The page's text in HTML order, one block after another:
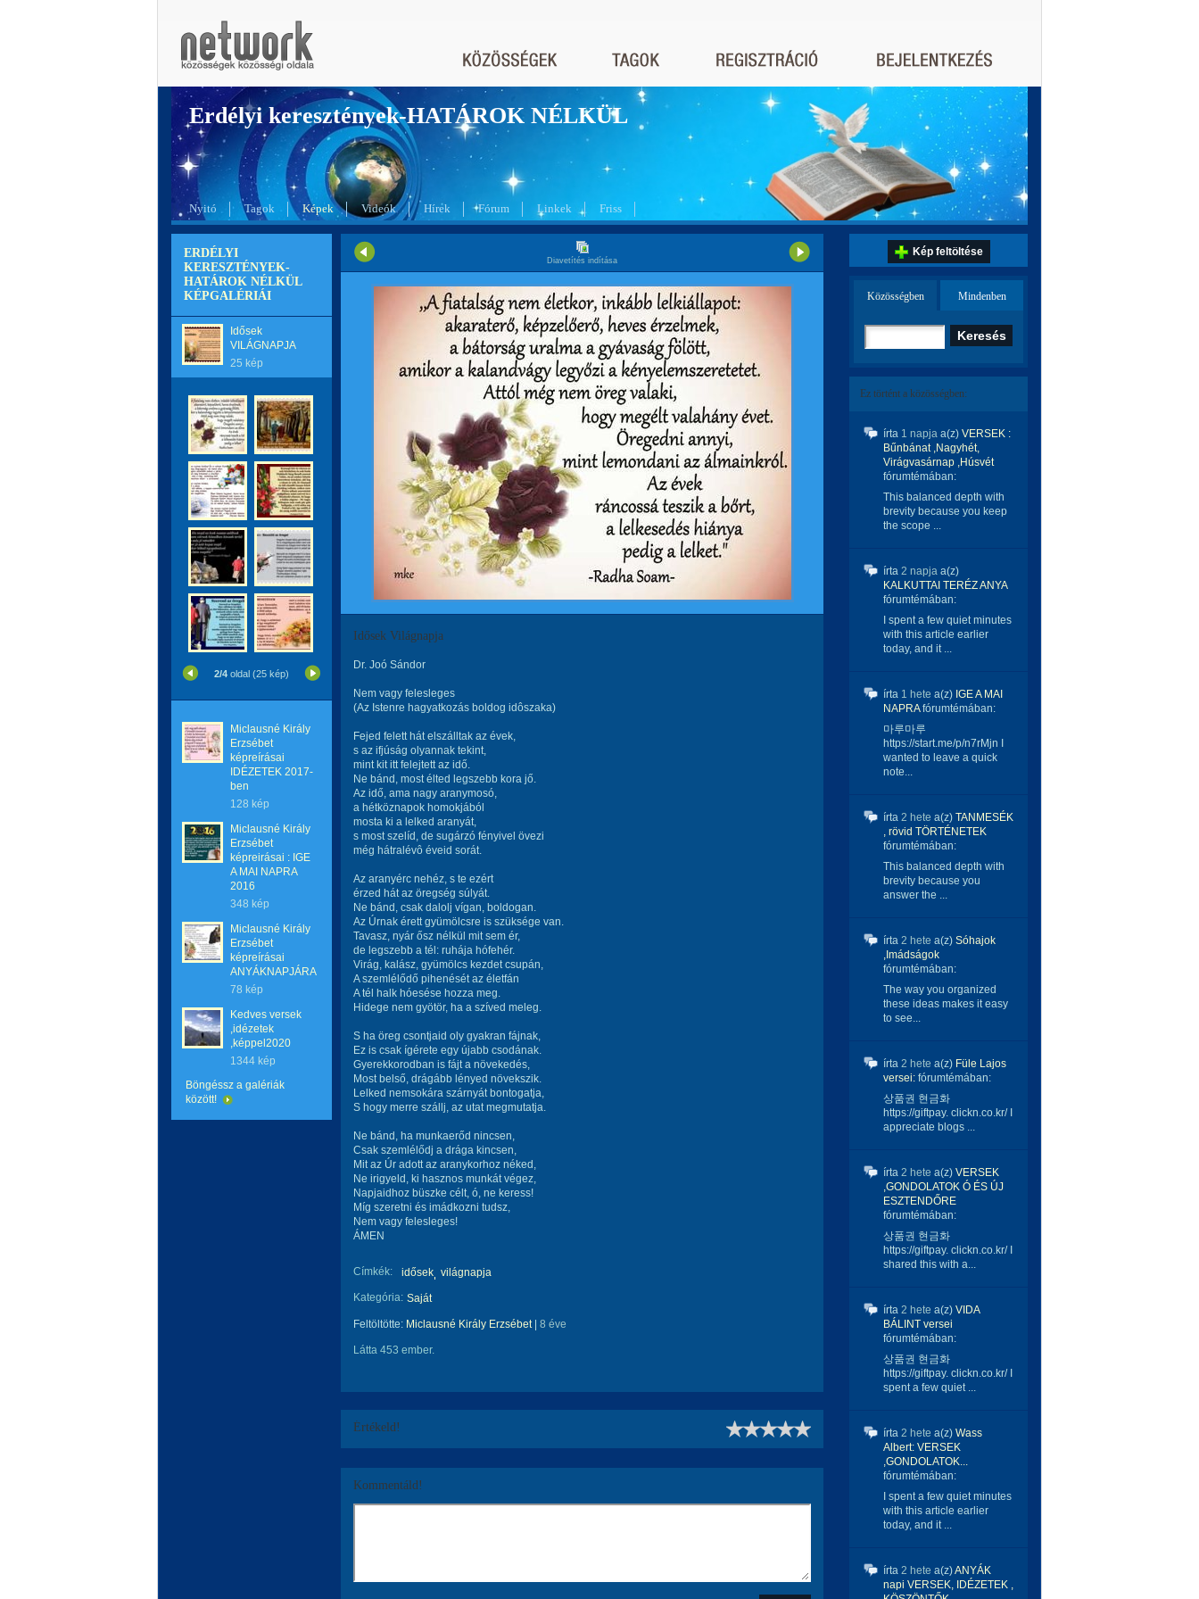
Erdélyi keresztények-HATÁROK NÉLKÜL
Nyitó Tagok Képek Videók Hírek Fórum Linkek Friss
ERDÉLYI
KERESZTÉNYEK-
HATÁROK NÉLKÜL
KÉPGALÉRIÁI
Idősek
VILÁGNAPJA
25 kép
2/4 oldal (25 kép)
Miclausné Király
Erzsébet
képreírásai
IDÉZETEK 2017-
ben
128 kép
Miclausné Király
Erzsébet
képreirásai : IGE
A MAI NAPRA
2016
348 kép
Miclausné Király
Erzsébet
képreírásai
ANYÁKNAPJÁRA
78 kép
Kedves versek
,idézetek
,képpel2020
1344 kép
Böngéssz a galériák
között!
Diavetítés indítása
Idősek Világnapja
Dr. Joó Sándor
Nem vagy felesleges
(Az Istenre hagyatkozás boldog idôszaka)
Fejed felett hát elszálltak az évek,
s az ifjúság olyannak tekint,
mint kit itt felejtett az idő.
Ne bánd, most élted legszebb kora jő.
Az idő, ama nagy aranymosó,
a hétköznapok homokjából
mosta ki a lelked aranyát,
s most szelíd, de sugárzó fényivel övezi
még hátralévô éveid sorát.
Az aranyérc nehéz, s te ezért
érzed hát az öregség súlyát.
Ne bánd, csak dalolj vígan, boldogan.
Az Úrnak érett gyümölcsre is szüksége van.
Tavasz, nyár ősz nélkül mit sem ér,
de legszebb a tél: ruhája hófehér.
Virág, kalász, gyümölcs kezdet csupán,
A szemlélődő pihenését az életfán
A tél halk hóesése hozza meg.
Hidege nem gyötör, ha a szíved meleg.
S ha öreg csontjaid oly gyakran fájnak,
Ez is csak ígérete egy újabb csodának.
Gyerekkorodban is fájt a növekedés,
Most belső, drágább lényed növekszik.
Lelked nemsokára szárnyát bontogatja,
S hogy merre szállj, az utat megmutatja.
Ne bánd, ha munkaerőd nincsen,
Csak szemlélődj a drága kincsen,
Mit az Úr adott az aranykorhoz néked,
Ne irigyeld, ki hasznos munkát végez,
Napjaidhoz büszke célt, ó, ne keress!
Míg szeretni és imádkozni tudsz,
Nem vagy felesleges!
ÁMEN
Címkék: idősek világnapja
Kategória: Saját
Feltöltötte: Miclausné Király Erzsébet| 8 éve
Látta 453 ember.
Értékeld!
Kommentáld!
Kép feltöltése
Közösségben Mindenben
Ez történt a közösségben:
írta 1 napja a(z) VERSEK :
Bűnbánat ,Nagyhét,
Virágvasárnap ,Húsvét
fórumtémában:
This balanced depth with
brevity because you keep
the scope ...
írta 2 napja a(z)
KALKUTTAI TERÉZ ANYA
fórumtémában:
I spent a few quiet minutes
with this article earlier
today, and it ...
írta 1 hete a(z) IGE A MAI
NAPRAfórumtémában:
마루마루
https://start.me/p/n7rMjn I
wanted to leave a quick
note...
írta 2 hete a(z) TANMESÉK
, rövid TÖRTÉNETEK
fórumtémában:
This balanced depth with
brevity because you
answer the ...
írta 2 hete a(z) Sóhajok
,Imádságok
fórumtémában:
The way you organized
these ideas makes it easy
to see...
írta 2 hete a(z) Füle Lajos
versei: fórumtémában:
상품권 현금화
https://giftpay. clickn.co.kr/ I
appreciate blogs ...
írta 2 hete a(z) VERSEK
,GONDOLATOK Ó ÉS ÚJ
ESZTENDŐRE
fórumtémában:
상품권 현금화
https://giftpay. clickn.co.kr/ I
shared this with a...
írta 2 hete a(z) VIDA
BÁLINT versei
fórumtémában:
상품권 현금화
https://giftpay. clickn.co.kr/ I
spent a few quiet ...
írta 2 hete a(z) Wass
Albert: VERSEK
,GONDOLATOK...
fórumtémában:
I spent a few quiet minutes
with this article earlier
today, and it ...
írta 2 hete a(z)ANYÁK
napi VERSEK, IDÉZETEK ,